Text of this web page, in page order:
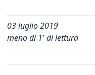
03 luglio 2019
meno di 1' di lettura